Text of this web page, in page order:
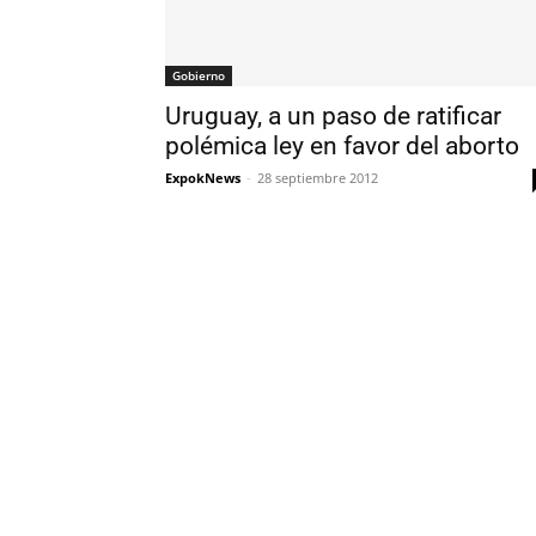
Gobierno
Uruguay, a un paso de ratificar
polémica ley en favor del aborto
ExpokNews - 28 septiembre 2012